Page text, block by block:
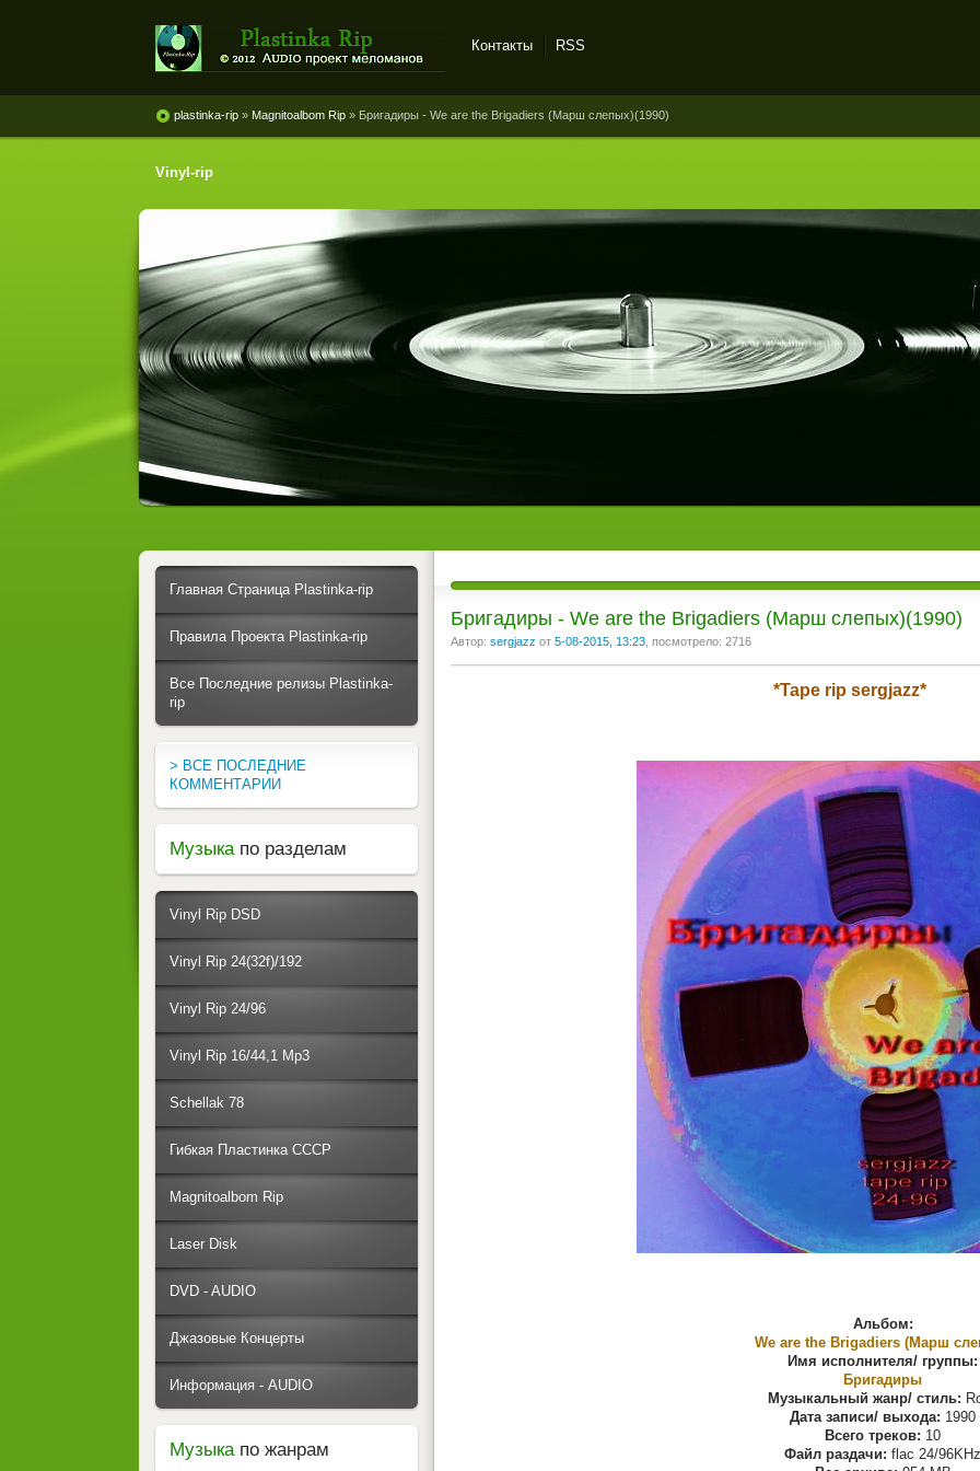
винила и магнитоальбомов
Контакты RSS
plastinka-rip » Magnitoalbom Rip » Бригадиры - We are the Brigadiers (Марш слепых)(1990)
Vinyl-rip
Бригадиры - We are the Brigadiers (Марш слепых)(1990)
Автор: sergjazz от 5-08-2015, 13:23 , посмотрело: 2716
*Tape rip sergjazz*
Альбом:
We are the Brigadiers (Марш
Имя исполнителя/ группы:
Бригадиры
Музыкальный жанр/ стиль:
Дата записи/ выхода: 1990
Всего треков: 10
Файл раздачи: flac 24/96KHz
Главная Страница Plastinka-rip
Правила Проекта Plastinka-rip
Все Последние релизы Plastinka-
rip
> ВСЕ ПОСЛЕДНИЕ
КОММЕНТАРИИ
Музыка по разделам
Vinyl Rip DSD
Vinyl Rip 24(32f)/192
Vinyl Rip 24/96
Vinyl Rip 16/44,1 Mp3
Schellak 78
Гибкая Пластинка СССР
Magnitoalbom Rip
Laser Disk
DVD - AUDIO
Джазовые Концерты
Информация - AUDIO
Музыкапо жанрам